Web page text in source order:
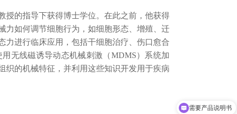
授的指导下获得博士学位。在此之前，他获得
力如何调节细胞行为，如细胞形态、增殖、迁
力进行临床应用，包括干细胞治疗、伤口愈合
无线磁诱导动态机械刺激（MDMS）系统加
织的机械特征，并利用这些知识开发用于疾病
需要产品说明书